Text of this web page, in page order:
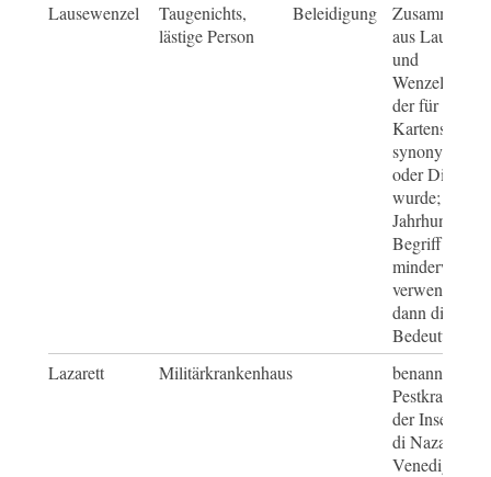
Lausewenzel
Taugenichts,
lästige Person
Beleidigung
aus Laus =
und
Wenzel =
der für den
Kartenspiel
synonym für
oder Diener
wurde; im 18.
Jahrhundert
Begriff auch
verwendet,
dann die neue
Bedeutung
Lazarett
Militärkrankenhaus
benannt nach
der Insel
di Nazaretto
Venedig